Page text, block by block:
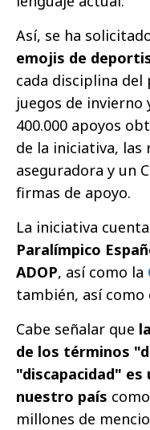
Así, se ha
emojis de
cada disciplina
juegos de invierno
400.000 apoyos
de la iniciativa, las
aseguradora y un
firmas de apoyo.
La iniciativa
Paralímpico
ADOP, así como la
también, así como
Cabe señalar que
de los términos
"discapacidad"
nuestro país
millones de